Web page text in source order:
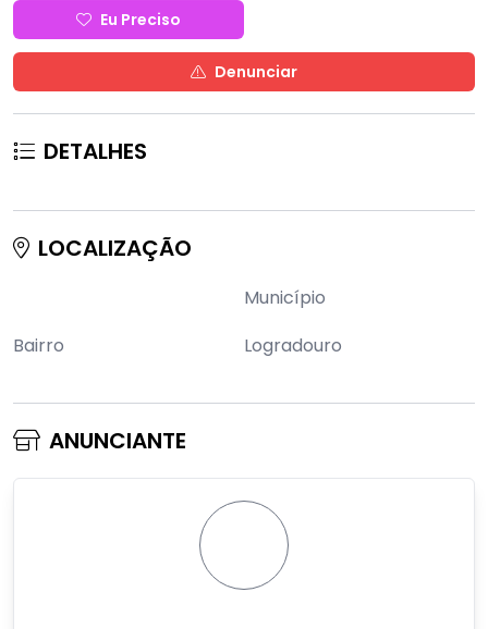
Eu Preciso
Denunciar
DETALHES
LOCALIZAÇÃO
Município
Bairro
Logradouro
ANUNCIANTE